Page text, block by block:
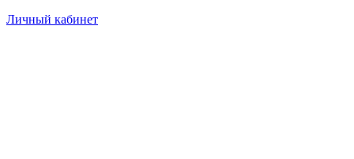
Личный кабинет